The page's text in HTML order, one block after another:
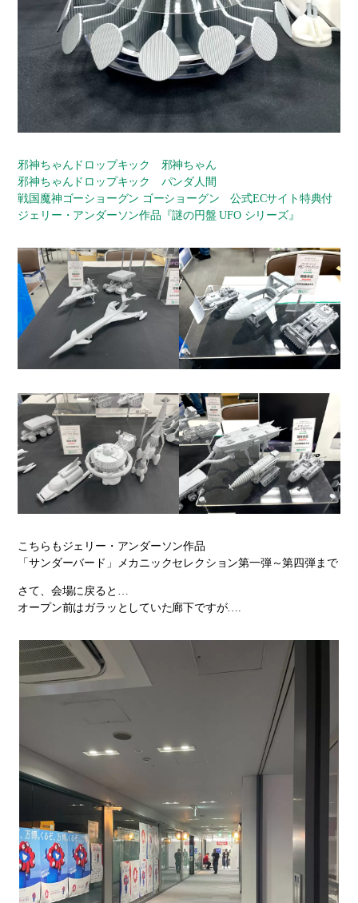
邪神ちゃんドロップキック 邪神ちゃん
邪神ちゃんドロップキック パンダ人間
戦国魔神ゴーショーグン ゴーショーグン 公式ECサイト特典付
ジェリー・アンダーソン作品『謎の円盤 UFO シリーズ』
こちらもジェリー・アンダーソン作品
「サンダーバード」メカニックセレクション第一弾～第四弾まで
さて、会場に戻ると…
オープン前はガラッとしていた廊下ですが….